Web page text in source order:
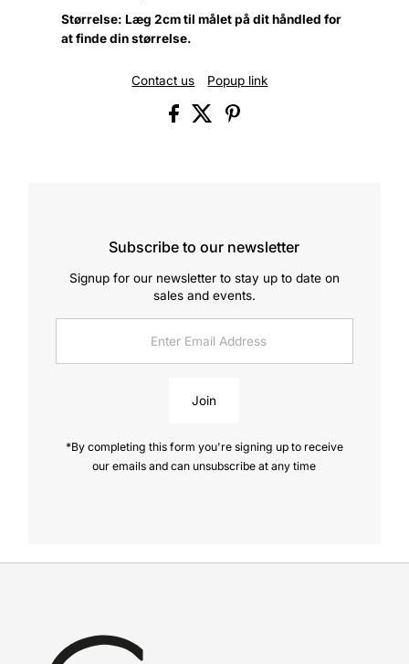
Størrelse: Læg 2cm til målet på dit håndled for
at finde din størrelse.
Contact us Popup link
Subscribe to our newsletter
Signup for our newsletter to stay up to date on
sales and events.
Address
Join
*By completing this form you're signing up to receive
our emails and can unsubscribe at any time